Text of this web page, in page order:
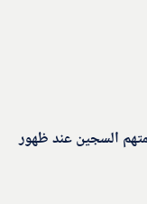
السجين عند ظهور